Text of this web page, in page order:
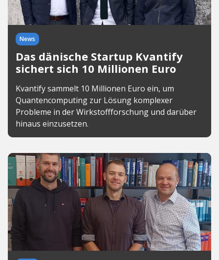
News
Das dänische Startup Kvantify
sichert sich 10 Millionen Euro
Kvantify sammelt 10 Millionen Euro ein, um
Quantencomputing zur Lösung komplexer
Probleme in der Wirkstoffforschung und darüber
hinaus einzusetzen.